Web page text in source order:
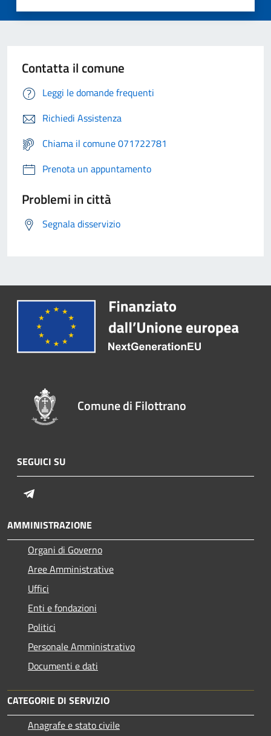
Contatta il comune
Leggi le domande frequenti
Richiedi Assistenza
Chiama il comune 071722781
Prenota un appuntamento
Problemi in città
Segnala disservizio
Comune di Filottrano
SEGUICI SU
AMMINISTRAZIONE
Organi di Governo
Aree Amministrative
Uffici
Enti e fondazioni
Politici
Personale Amministrativo
Documenti e dati
CATEGORIE DI SERVIZIO
Anagrafe e stato civile